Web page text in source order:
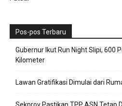
Pos-pos Terbaru
Gubernur Ikut Run Night Slipi, 600
Kilometer
Lawan Gratifikasi Dimulai dari